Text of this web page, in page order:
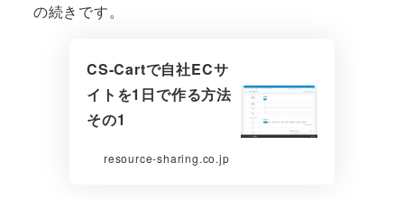
の続きです。
CS-Cartで自社ECサ
イトを1日で作る方法
その1
resource-sharing.co.jp